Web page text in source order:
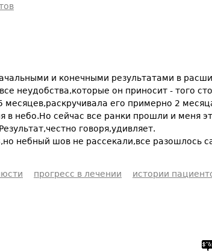
и конечными результатами в
неудобства,которые он приносит - того
его примерно 2
в небо.Но сейчас все ранки прошли и меня
говоря,удивляет.
небный шов не рассекали,все разошлось
прогресс в лечении истории